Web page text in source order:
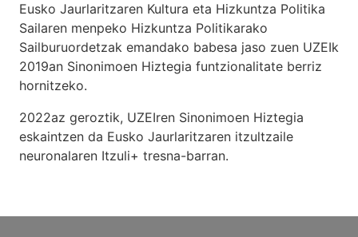
Eusko Jaurlaritzaren Kultura eta Hizkuntza Politika
Sailaren menpeko Hizkuntza Politikarako
Sailburuordetzak emandako babesa jaso zuen UZEIk
2019an Sinonimoen Hiztegia funtzionalitate berriz
hornitzeko.
2022az geroztik, UZEIren Sinonimoen Hiztegia
eskaintzen da Eusko Jaurlaritzaren itzultzaile
neuronalaren Itzuli+ tresna-barran.